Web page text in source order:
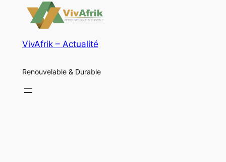
VivAfrik – Actualité
Renouvelable & Durable